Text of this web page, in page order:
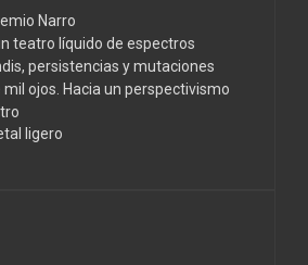
Narro
teatro líquido de espectros
persistencias y mutaciones
mil ojos. Hacia un perspectivismo
ligero